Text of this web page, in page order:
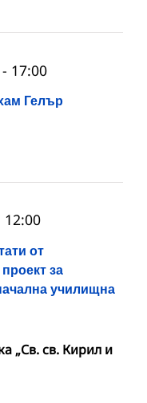
Гелър
- 17:00
от
за
училищна
12:00
„Св. св. Кирил и